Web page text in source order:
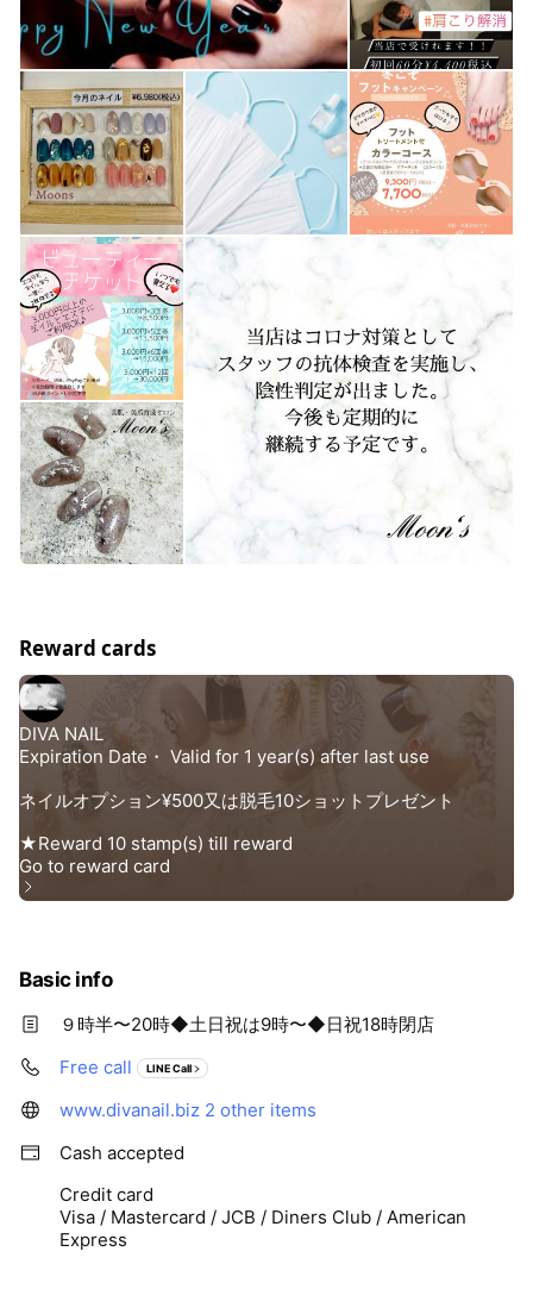
Reward cards
Basic info
９時半〜20時◆土日祝は9時〜◆日祝18時閉店
Free call
LINE Call
www.divanail.biz 2 other items
Cash accepted
Credit card
Visa / Mastercard / JCB / Diners Club / American
Express